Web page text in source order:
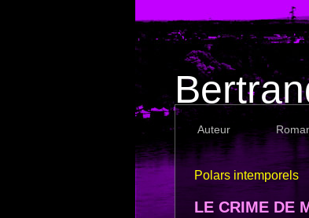
Auteur
Polars intemporels
LE CRIME DE